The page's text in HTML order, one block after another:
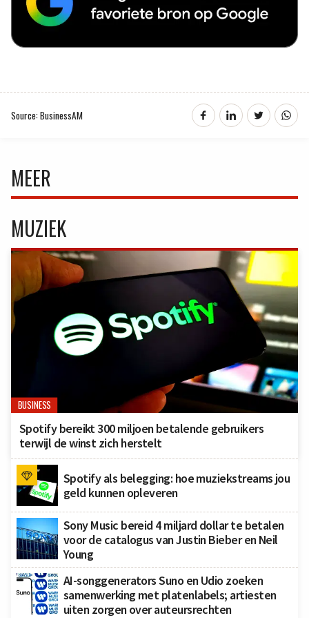
Source: BusinessAM
MEER
MUZIEK
BUSINESS
Spotify bereikt 300 miljoen betalende gebruikers
terwijl de winst zich herstelt
Spotify als belegging: hoe muziekstreams jou
geld kunnen opleveren
Sony Music bereid 4 miljard dollar te betalen
voor de catalogus van Justin Bieber en Neil
Young
AI-songgenerators Suno en Udio zoeken
samenwerking met platenlabels; artiesten
uiten zorgen over auteursrechten